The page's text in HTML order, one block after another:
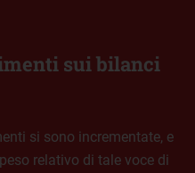
sui bilanci
si sono incrementate, e
relativo di tale voce di